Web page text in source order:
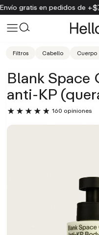
pedidos de +$75Obtén un
Filtros Cabello Cuerpo
Blank Space
anti-KP
160 opiniones